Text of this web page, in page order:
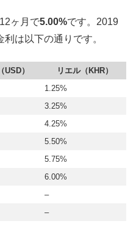
ヶ月で5.00%です。2019
は以下の通りです。
USD）
リエル（KHR）
1.25%
3.25%
4.25%
5.50%
5.75%
6.00%
–
–